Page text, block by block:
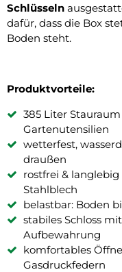
Schlüsseln
dafür, dass die Box
Boden steht.
Produktvorteile:
385 Liter
Gartenutensilien
wetterfest,
draußen
rostfrei &
Stahlblech
belastbar: Boden
stabiles Schloss
Aufbewahrung
komfortables
Gasdruckfedern